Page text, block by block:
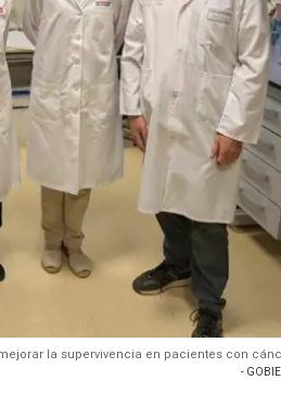
la supervivencia en pacientes con
-